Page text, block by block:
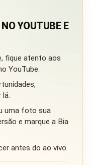
YOUTUBE E
fique atento aos
YouTube.
uma foto sua
e marque a Bia
antes do ao vivo.